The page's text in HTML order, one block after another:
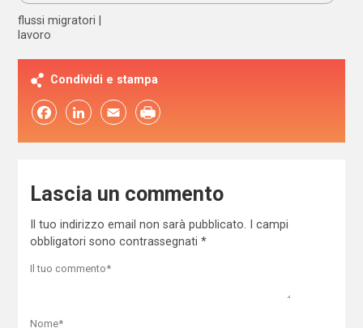
flussi migratori
lavoro
Condividi e stampa
FacebookLinkedIn Email
Lascia un commento
Il tuo indirizzo email non sarà pubblicato.
I campi
obbligatori sono contrassegnati *